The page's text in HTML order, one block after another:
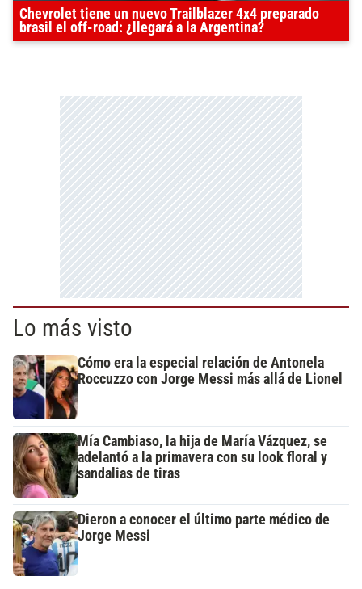
Chevrolet tiene un nuevo Trailblazer 4x4 preparado
brasil el off-road: ¿llegará a la Argentina?
Lo más visto
Cómo era la especial relación de Antonela
Roccuzzo con Jorge Messi más allá de Lionel
Mía Cambiaso, la hija de María Vázquez, se
adelantó a la primavera con su look floral y
sandalias de tiras
Dieron a conocer el último parte médico de
Jorge Messi